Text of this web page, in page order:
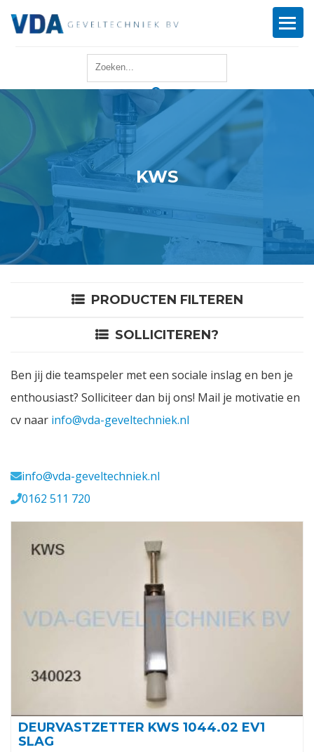
Reparatie
Onderhoud
Merken
Producten
Offerte
Login
Vacatures
KWS
PRODUCTEN FILTEREN
SOLLICITEREN?
Ben jij die teamspeler met een sociale inslag en ben je
enthousiast? Solliciteer dan bij ons! Mail je motivatie en
cv naar info@vda-geveltechniek.nl
info@vda-geveltechniek.nl
0162 511 720
DEURVASTZETTER KWS 1044.02 EV1
SLAG